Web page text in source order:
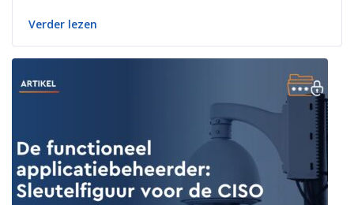
Verder lezen